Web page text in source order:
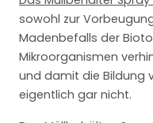
sowohl zur
Madenbefalls der
Mikroorganismen
und damit die Bildung
eigentlich gar nicht.